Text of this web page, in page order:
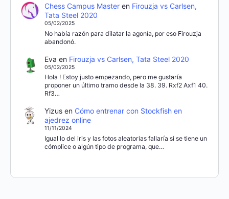
Chess Campus Masteren Firouzja vs Carlsen,
Tata Steel 2020
05/02/2025
No había razón para dilatar la agonía, por eso Firouzja
abandonó.
Eva en Firouzja vs Carlsen, Tata Steel 2020
05/02/2025
Hola ! Estoy justo empezando, pero me gustaría
proponer un último tramo desde la 38. 39. Rxf2 Axf1 40.
Rf3…
Yizusen Cómo entrenar con Stockfish en
ajedrez online
11/11/2024
Igual lo del iris y las fotos aleatorias fallaría si se tiene un
cómplice o algún tipo de programa, que…